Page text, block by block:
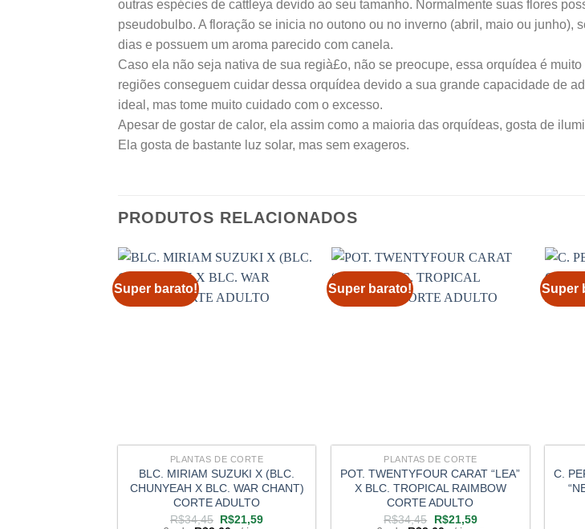
outras espécies de cattleya devido ao seu tamanho. Normalmente suas flores
pseudobulbo. A floração se inicia no outono ou no inverno (abril, maio ou junho),
dias e possuem um aroma parecido com canela.
Caso ela não seja nativa de sua regià£o, não se preocupe, essa orquídea é
regiões conseguem cuidar dessa orquídea devido a sua grande capacidade de
ideal, mas tome muito cuidado com o excesso.
Apesar de gostar de calor, ela assim como a maioria das orquídeas, gosta de
Ela gosta de bastante luz solar, mas sem exageros.
PRODUTOS RELACIONADOS
Super barato!
PLANTAS DE CORTE
BLC. MIRIAM SUZUKI X (BLC.
CHUNYEAH X BLC. WAR CHANT)
CORTE ADULTO
R$34,45 O
R$21,59O
Super barato!
PLANTAS DE CORTE
POT. TWENTYFOUR CARAT “LEA”
X BLC. TROPICAL RAIMBOW
CORTE ADULTO
R$34,45
O
R$21,59O
Super
C.